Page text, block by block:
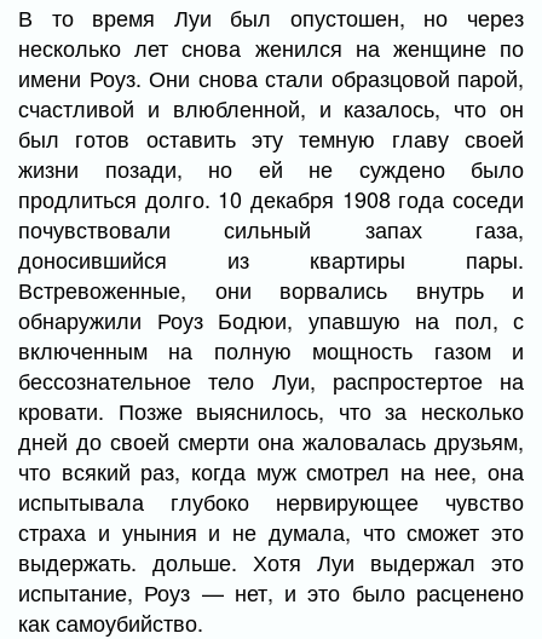
В то время Луи был опустошен, но через
несколько лет снова женился на женщине по
имени Роуз. Они снова стали образцовой парой,
счастливой и влюбленной, и казалось, что он
был готов оставить эту темную главу своей
жизни позади, но ей не суждено было
продлиться долго. 10 декабря 1908 года соседи
почувствовали сильный запах газа,
доносившийся из квартиры пары.
Встревоженные, они ворвались внутрь и
обнаружили Роуз Бодюи, упавшую на пол, с
включенным на полную мощность газом и
бессознательное тело Луи, распростертое на
кровати. Позже выяснилось, что за несколько
дней до своей смерти она жаловалась друзьям,
что всякий раз, когда муж смотрел на нее, она
испытывала глубоко нервирующее чувство
страха и уныния и не думала, что сможет это
выдержать. дольше. Хотя Луи выдержал это
испытание, Роуз — нет, и это было расценено
как самоубийство.